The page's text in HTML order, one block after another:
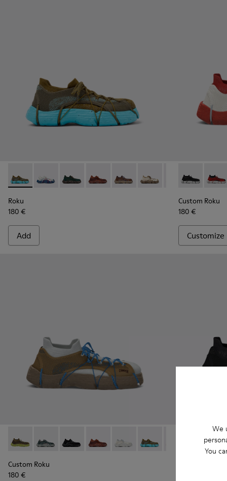
We
You
Roku - K100953-007 - Green, blue Sneaker for Men
Roku - K100953-014 - Multicolor Textile Sneakers
Roku - K100953-012 - Green Sneaker for Men
Roku - K100953-010 - Burgundy
Roku - K100953-009 - Brown/
Roku - K100953-008 -
Roku -Roku -
Roku
180 €
Add
Custom
Custom Roku
180 €
Customize
Custom Roku - K100953-999-R007 - Disassembled Sneaker
Custom Roku - K100953-005 - Gray Sneaker for Men
Custom Roku - K100953-001 - Multicolor
Custom Roku - K100953-010 -
Custom Roku - K100953-003
Custom Roku -Custom Roku -
Custom
Custom Roku
180 €
Custom